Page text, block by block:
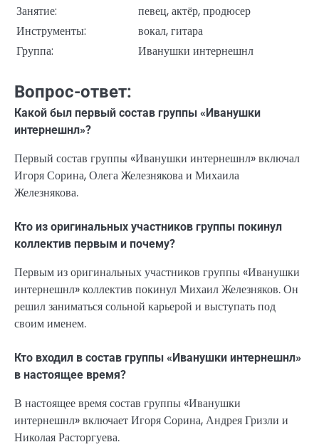
Занятие:
певец, актёр, продюсер
Инструменты:
вокал, гитара
Группа:
Иванушки интернешнл
Вопрос-ответ:
Какой был первый состав группы «Иванушки
интернешнл»?
Первый состав группы «Иванушки интернешнл» включал
Игоря Сорина, Олега Железнякова и Михаила
Железнякова.
Кто из оригинальных участников группы покинул
коллектив первым и почему?
Первым из оригинальных участников группы «Иванушки
интернешнл» коллектив покинул Михаил Железняков. Он
решил заниматься сольной карьерой и выступать под
своим именем.
Кто входил в состав группы «Иванушки интернешнл»
в настоящее время?
В настоящее время состав группы «Иванушки
интернешнл» включает Игоря Сорина, Андрея Гризли и
Николая Расторгуева.